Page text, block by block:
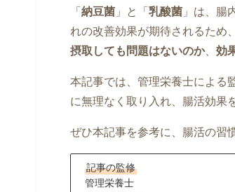
「 納豆菌 」と「 乳酸菌 」は、腸
れの改善効果が期待されるため
摂取しても問題はないのか、 効
本記事では、管理栄養士による
に無理なく取り入れ、腸活効果
ぜひ本記事を参考に、腸活の習
記事の監修
管理栄養士